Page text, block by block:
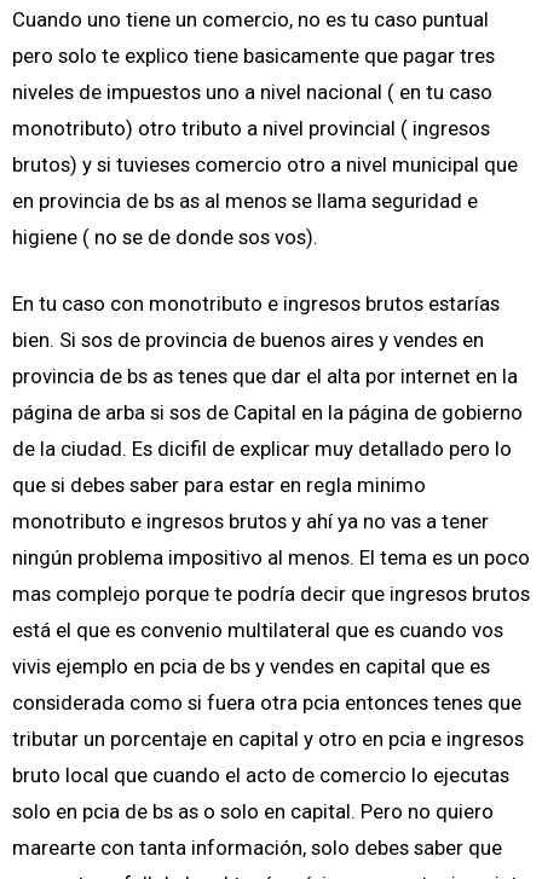
Cuando uno tiene un comercio, no es tu caso puntual
pero solo te explico tiene basicamente que pagar tres
niveles de impuestos uno a nivel nacional ( en tu caso
monotributo) otro tributo a nivel provincial ( ingresos
brutos) y si tuvieses comercio otro a nivel municipal que
en provincia de bs as al menos se llama seguridad e
higiene ( no se de donde sos vos).
En tu caso con monotributo e ingresos brutos estarías
bien. Si sos de provincia de buenos aires y vendes en
provincia de bs as tenes que dar el alta por internet en la
página de arba si sos de Capital en la página de gobierno
de la ciudad. Es dicifil de explicar muy detallado pero lo
que si debes saber para estar en regla minimo
monotributo e ingresos brutos y ahí ya no vas a tener
ningún problema impositivo al menos. El tema es un poco
mas complejo porque te podría decir que ingresos brutos
está el que es convenio multilateral que es cuando vos
vivis ejemplo en pcia de bs y vendes en capital que es
considerada como si fuera otra pcia entonces tenes que
tributar un porcentaje en capital y otro en pcia e ingresos
bruto local que cuando el acto de comercio lo ejecutas
solo en pcia de bs as o solo en capital. Pero no quiero
marearte con tanta información, solo debes saber que